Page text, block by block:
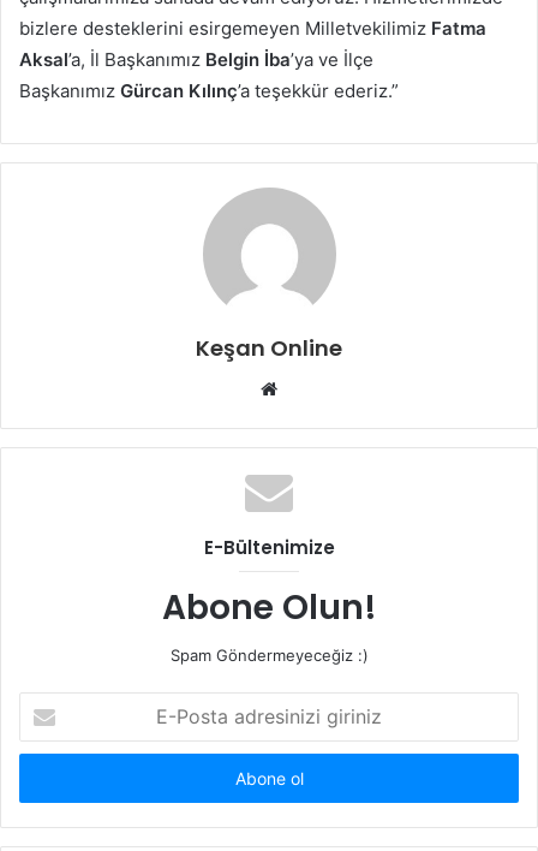
bizlere desteklerini esirgemeyen Milletvekilimiz Fatma
Aksal’a, İl Başkanımız Belgin İba’ya ve İlçe
Başkanımız Gürcan Kılınç’a teşekkür ederiz.”
Keşan Online
Web
E-Bültenimize
Abone Olun!
Spam Göndermeyeceğiz :)
Posta
adresinizi